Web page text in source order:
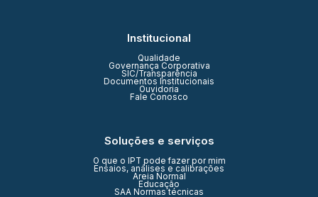
Institucional
Qualidade
Governança Corporativa
SIC/Transparência
Documentos Institucionais
Ouvidoria
Fale Conosco
Soluções e serviços
O que o IPT pode fazer por mim
Ensaios, análises e calibrações
Areia Normal
Educação
SAA Normas técnicas